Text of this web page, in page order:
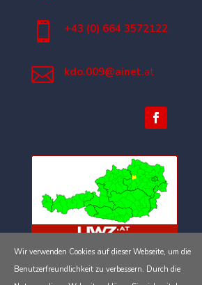
 +43 (0) 664 3572122
 kdo.009@ainet.at
Impressum
Wir verwenden Cookies auf dieser Webseite, um die
Benutzerfreundlichkeit zu verbessern. Durch die